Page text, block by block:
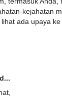
kejahatan
ada upaya